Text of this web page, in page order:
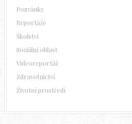
Pozvánky
Reportáže
Školství
Sociální oblast
Videoreportáž
Zdravotnictví
Životní prostředí